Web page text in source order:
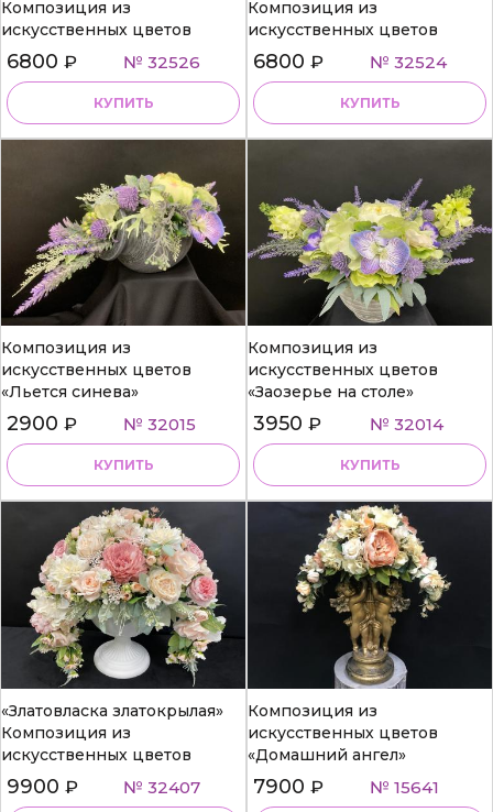
Композиция из
искусственных цветов
6800 ₽ № 32526
КУПИТЬ
Композиция из
искусственных цветов
6800 ₽ № 32524
КУПИТЬ
Композиция из
искусственных цветов
«Льется синева»
2900 ₽ № 32015
КУПИТЬ
Композиция из
искусственных цветов
«Заозерье на столе»
3950 ₽ № 32014
КУПИТЬ
«Златовласка златокрылая»
Композиция из
искусственных цветов
9900 ₽ № 32407
Композиция из
искусственных цветов
«Домашний ангел»
7900 ₽ № 15641